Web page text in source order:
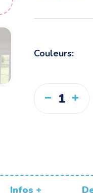
Couleurs
Infos +